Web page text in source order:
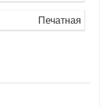
Печатная